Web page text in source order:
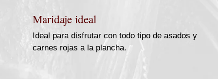
Maridaje ideal
Ideal para disfrutar con todo tipo de asados y
carnes rojas a la plancha.